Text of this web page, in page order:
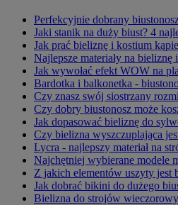
Perfekcyjnie dobrany
Jaki stanik na duży biust? 4
Jak prać bieliznę i kostium
Najlepsze materiały na
Jak wywołać efekt WOW na
Bardotka i balkonetka -
Czy znasz swój siostrzany
Czy dobry biustonosz może
Jak dopasować bieliznę do
Czy bielizna wyszczuplająca
Lycra - najlepszy materiał na
Najchętniej wybierane modele
Z jakich elementów uszyty jest
Jak dobrać bikini do dużego
Bielizna do strojów